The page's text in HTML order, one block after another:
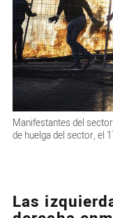
Manifestantes del
de huelga del sector, el
Las